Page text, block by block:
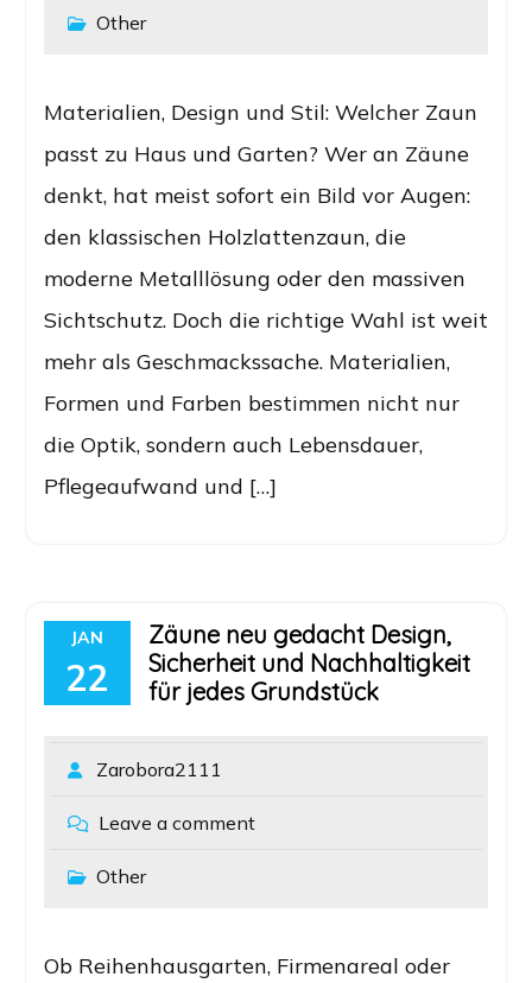
Other
Materialien, Design und Stil: Welcher Zaun
passt zu Haus und Garten? Wer an Zäune
denkt, hat meist sofort ein Bild vor Augen:
den klassischen Holzlattenzaun, die
moderne Metalllösung oder den massiven
Sichtschutz. Doch die richtige Wahl ist weit
mehr als Geschmackssache. Materialien,
Formen und Farben bestimmen nicht nur
die Optik, sondern auch Lebensdauer,
Pflegeaufwand und […]
JAN
22
Zäune neu gedacht Design,
Sicherheit und Nachhaltigkeit
für jedes Grundstück
Zarobora2111
Leave a comment
Other
Ob Reihenhausgarten, Firmenareal oder